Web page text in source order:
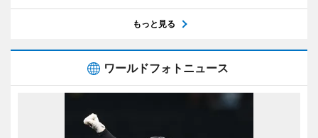
もっと見る
ワールドフォトニュース